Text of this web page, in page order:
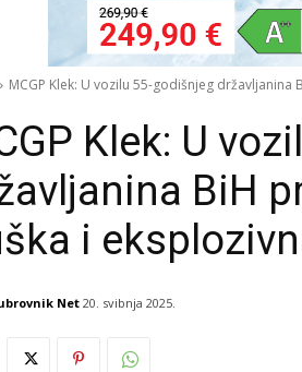
MCGP Klek: U vozilu 55-godišnjeg
Klek: U
BiH
i
Net20. svibnja 2025.